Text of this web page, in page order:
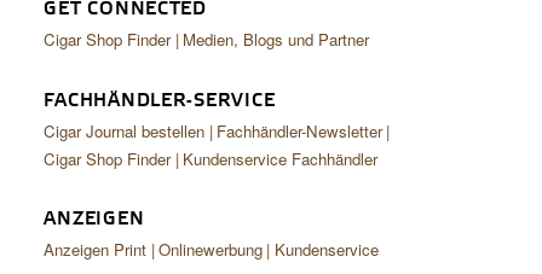
GET CONNECTED
Cigar Shop Finder Medien, Blogs und Partner
FACHHÄNDLER-SERVICE
Cigar Journal bestellen Fachhändler-Newsletter
Cigar Shop Finder Kundenservice Fachhändler
ANZEIGEN
Anzeigen Print Onlinewerbung Kundenservice